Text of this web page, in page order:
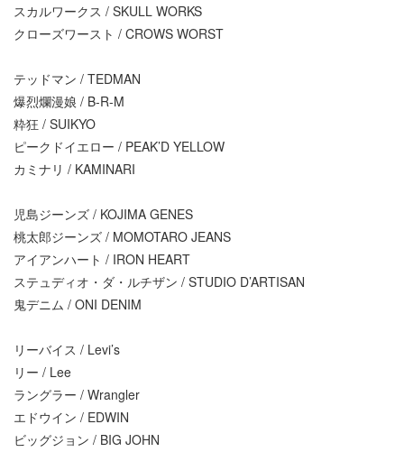
スカルワークス / SKULL WORKS
クローズワースト / CROWS WORST
テッドマン / TEDMAN
爆烈爛漫娘 / B-R-M
粋狂 / SUIKYO
ピークドイエロー / PEAK’D YELLOW
カミナリ / KAMINARI
児島ジーンズ / KOJIMA GENES
桃太郎ジーンズ / MOMOTARO JEANS
アイアンハート / IRON HEART
ステュディオ・ダ・ルチザン / STUDIO D’ARTISAN
鬼デニム / ONI DENIM
リーバイス / Levi’s
リー / Lee
ラングラー / Wrangler
エドウイン / EDWIN
ビッグジョン / BIG JOHN